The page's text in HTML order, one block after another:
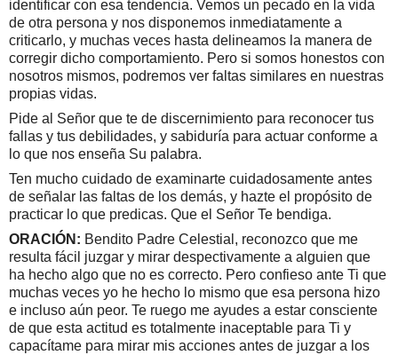
identificar con esa tendencia. Vemos un pecado en la vida
de otra persona y nos disponemos inmediatamente a
criticarlo, y muchas veces hasta delineamos la manera de
corregir dicho comportamiento. Pero si somos honestos con
nosotros mismos, podremos ver faltas similares en nuestras
propias vidas.
Pide al Señor que te de discernimiento para reconocer tus
fallas y tus debilidades, y sabiduría para actuar conforme a
lo que nos enseña Su palabra.
Ten mucho cuidado de examinarte cuidadosamente antes
de señalar las faltas de los demás, y hazte el propósito de
practicar lo que predicas. Que el Señor Te bendiga.
ORACIÓN: Bendito Padre Celestial, reconozco que me
resulta fácil juzgar y mirar despectivamente a alguien que
ha hecho algo que no es correcto. Pero confieso ante Ti que
muchas veces yo he hecho lo mismo que esa persona hizo
e incluso aún peor. Te ruego me ayudes a estar consciente
de que esta actitud es totalmente inaceptable para Ti y
capacítame para mirar mis acciones antes de juzgar a los